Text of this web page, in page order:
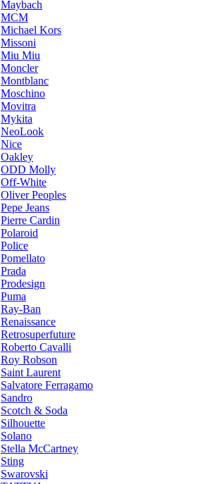
Maybach
MCM
Michael Kors
Missoni
Miu Miu
Moncler
Montblanc
Moschino
Movitra
Mykita
NeoLook
Nice
Oakley
ODD Molly
Off-White
Oliver Peoples
Pepe Jeans
Pierre Cardin
Polaroid
Police
Pomellato
Prada
Prodesign
Puma
Ray-Ban
Renaissance
Retrosuperfuture
Roberto Cavalli
Roy Robson
Saint Laurent
Salvatore Ferragamo
Sandro
Scotch & Soda
Silhouette
Solano
Stella McCartney
Sting
Swarovski